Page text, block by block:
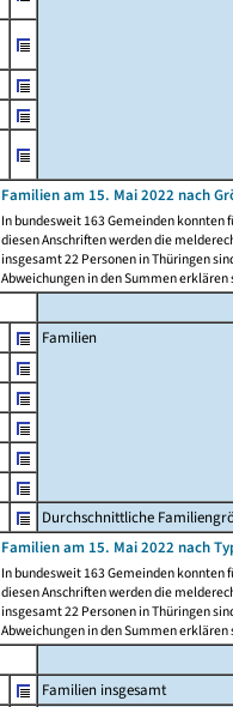
Familien am 15. Mai 2022 nach
In bundesweit 163 Gemeinden konnten
diesen Anschriften werden die
insgesamt 22 Personen in Thüringen
Abweichungen in den Summen
Familien
Durchschnittliche
Familien am 15. Mai 2022 nach
In bundesweit 163 Gemeinden konnten
diesen Anschriften werden die
insgesamt 22 Personen in Thüringen
Abweichungen in den Summen
Familien insgesamt